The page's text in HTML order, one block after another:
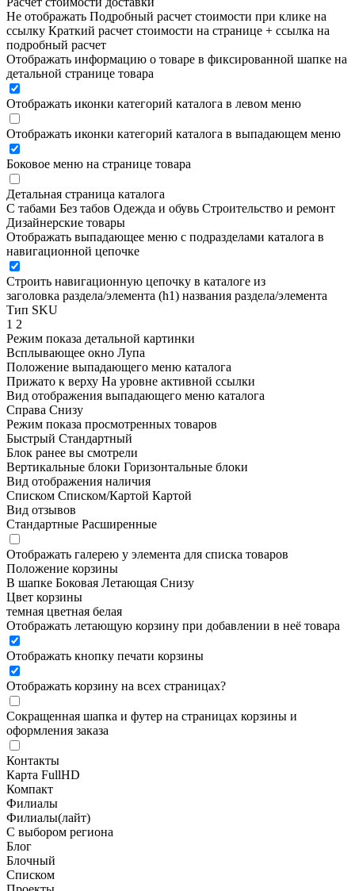
Не отображать Подробный расчет стоимости при клике на
ссылку Краткий расчет стоимости на странице + ссылка на
подробный расчет
Отображать информацию о товаре в фиксированной шапке на
детальной странице товара
Отображать иконки категорий каталога в левом меню
Отображать иконки категорий каталога в выпадающем меню
Боковое меню на странице товара
Детальная страница каталога
С табами Без табов Одежда и обувь Строительство и ремонт
Дизайнерские товары
Отображать выпадающее меню с подразделами каталога в
навигационной цепочке
Строить навигационную цепочку в каталоге из
заголовка раздела/элемента (h1) названия раздела/элемента
Тип SKU
1 2
Режим показа детальной картинки
Всплывающее окно Лупа
Положение выпадающего меню каталога
Прижато к верху На уровне активной ссылки
Вид отображения выпадающего меню каталога
Справа Снизу
Режим показа просмотренных товаров
Быстрый Стандартный
Блок ранее вы смотрели
Вертикальные блоки Горизонтальные блоки
Вид отображения наличия
Списком Списком/Картой Картой
Вид отзывов
Стандартные Расширенные
Отображать галерею у элемента для списка товаров
Положение корзины
В шапке Боковая Летающая Снизу
Цвет корзины
темная цветная белая
Отображать летающую корзину при добавлении в неё товара
Отображать кнопку печати корзины
Отображать корзину на всех страницах?
Сокращенная шапка и футер на страницах корзины и
оформления заказа
Контакты
Карта FullHD
Компакт
Филиалы
Филиалы(лайт)
С выбором региона
Блог
Блочный
Списком